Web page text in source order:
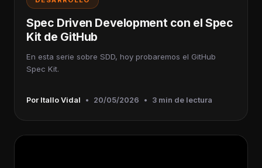
Spec Driven Development con el Spec
Kit de GitHub
En esta serie sobre SDD, hoy probaremos el GitHub
Spec Kit.
Por Itallo Vidal • 20/05/2026 • 3 min de lectura